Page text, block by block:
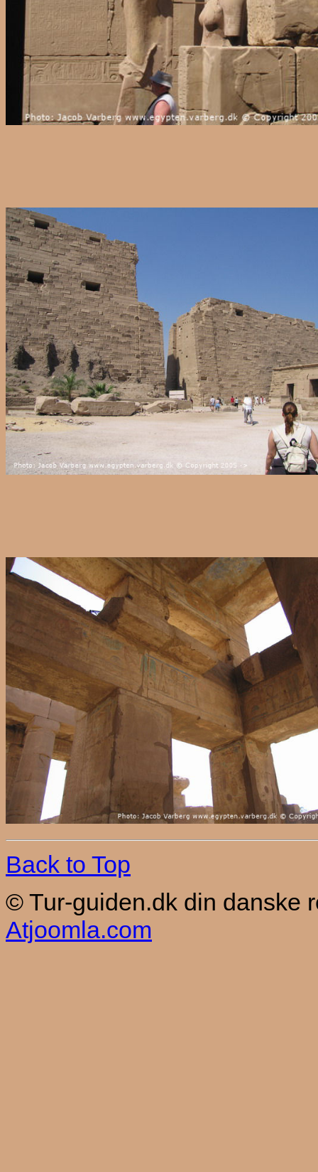
Back to Top
© Tur-guiden.dk din danske
Atjoomla.com